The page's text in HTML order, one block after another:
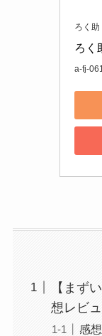
ろく助
ろく
a-fj-
【まず
想レビ
感